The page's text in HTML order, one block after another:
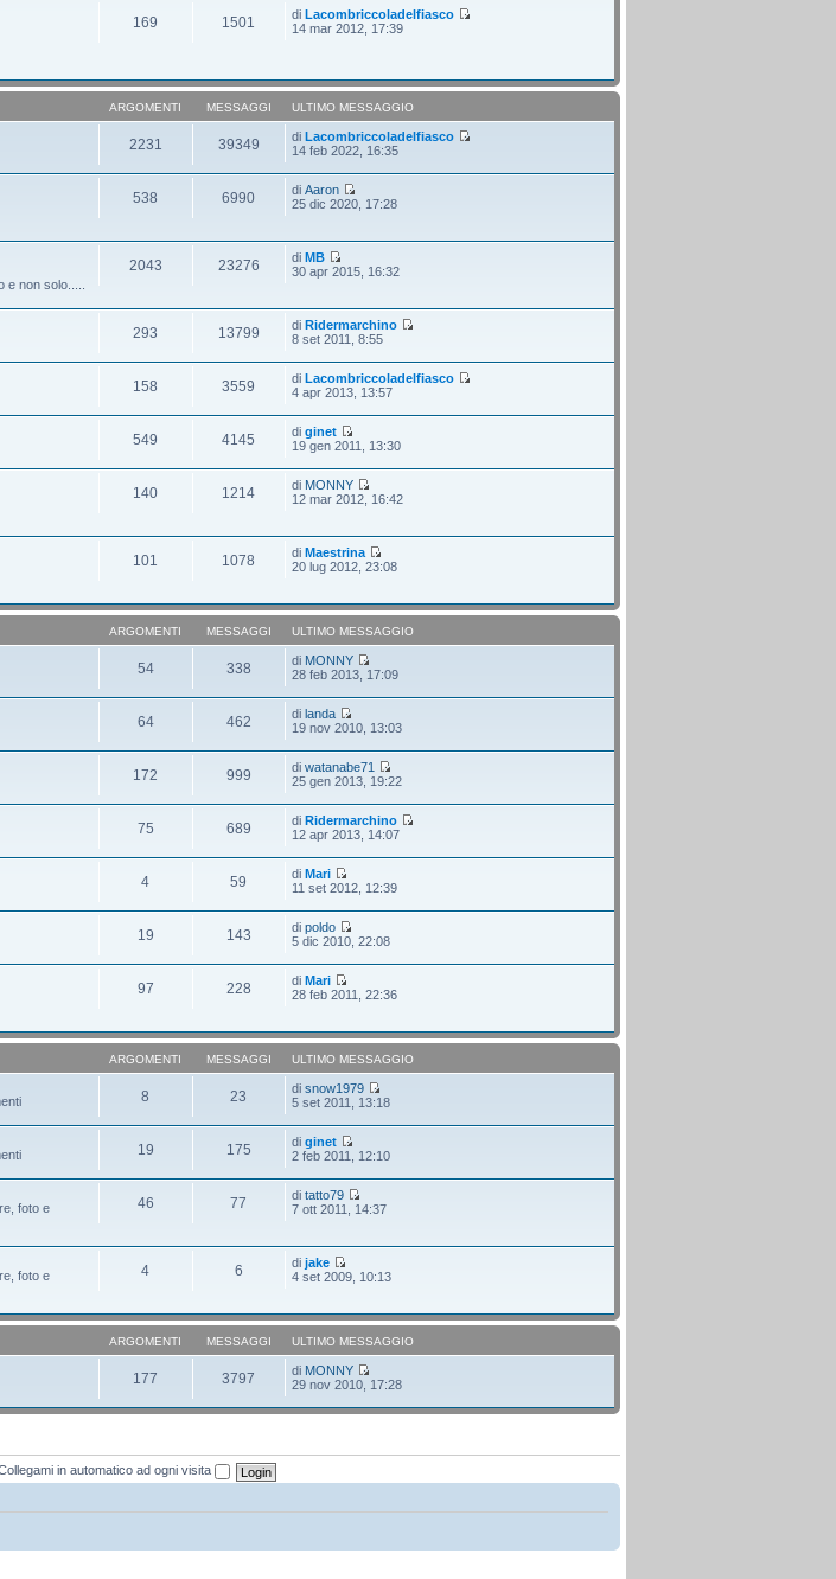
169 1501 diLacombriccoladelfiasco
14 mar 2012, 17:39
ARGOMENTI MESSAGGI ULTIMO MESSAGGIO
2231 39349 diLacombriccoladelfiasco
14 feb 2022, 16:35
538 6990 diAaron
25 dic 2020, 17:28
non solo.....
2043 23276 diMB
30 apr 2015, 16:32
293 13799 diRidermarchino
8 set 2011, 8:55
158 3559 diLacombriccoladelfiasco
4 apr 2013, 13:57
549 4145 diginet
19 gen 2011, 13:30
140 1214 di MONNY
12 mar 2012, 16:42
101 1078 diMaestrina
20 lug 2012, 23:08
ARGOMENTI MESSAGGI ULTIMO MESSAGGIO
54 338 di MONNY
28 feb 2013, 17:09
64 462 dilanda
19 nov 2010, 13:03
172 999 diwatanabe71
25 gen 2013, 19:22
75 689 diRidermarchino
12 apr 2013, 14:07
4 59 diMari
11 set 2012, 12:39
19 143 dipoldo
5 dic 2010, 22:08
97 228 diMari
28 feb 2011, 22:36
ARGOMENTI MESSAGGI ULTIMO MESSAGGIO
8 23 disnow1979
5 set 2011, 13:18
19 175 diginet
2 feb 2011, 12:10
foto e
46 77 ditatto79
7 ott 2011, 14:37
foto e
4 6 dijake
4 set 2009, 10:13
ARGOMENTI MESSAGGI ULTIMO MESSAGGIO
177 3797 di MONNY
29 nov 2010, 17:28
in automatico ad ogni visita